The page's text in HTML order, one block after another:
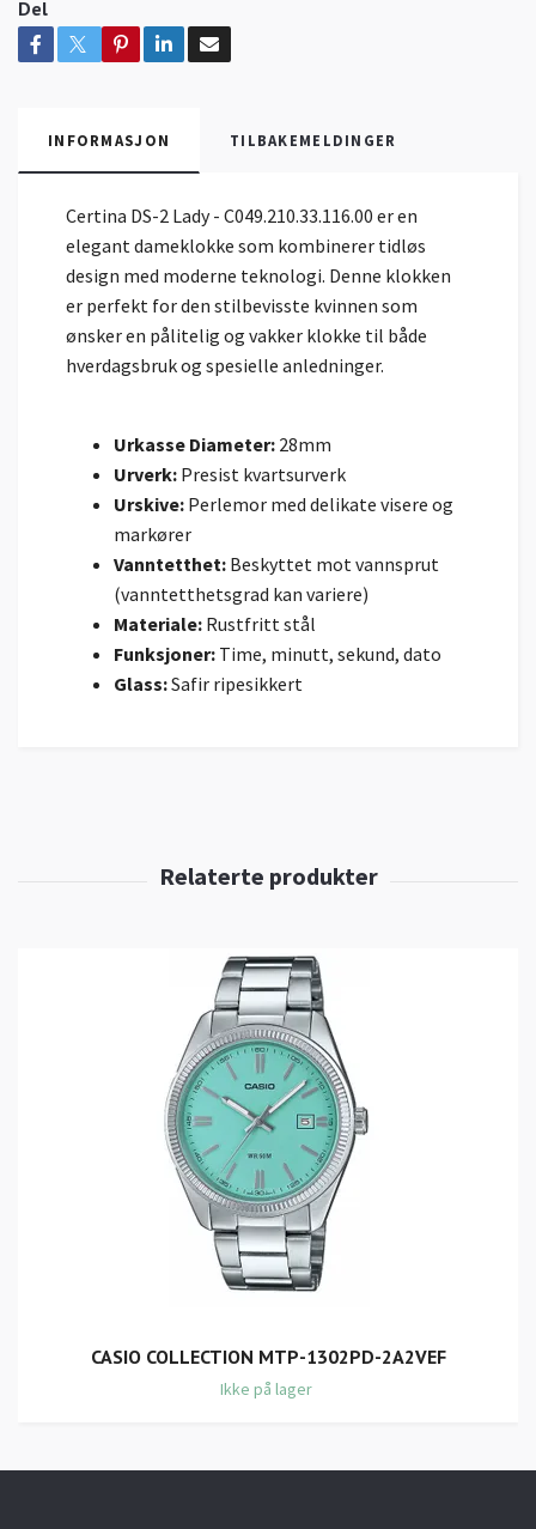
Del
INFORMASJON TILBAKEMELDINGER
Certina DS-2 Lady - C049.210.33.116.00 er en
elegant dameklokke som kombinerer tidløs
design med moderne teknologi. Denne klokken
er perfekt for den stilbevisste kvinnen som
ønsker en pålitelig og vakker klokke til både
hverdagsbruk og spesielle anledninger.
Urkasse Diameter: 28mm
Urverk: Presist kvartsurverk
Urskive: Perlemor med delikate visere og
markører
Vanntetthet: Beskyttet mot vannsprut
(vanntetthetsgrad kan variere)
Materiale: Rustfritt stål
Funksjoner: Time, minutt, sekund, dato
Glass:Safir ripesikkert
CASIO COLLECTION MTP-1302PD-2A2VEF
Ikke på lager